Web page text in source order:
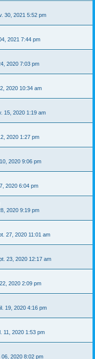
30, 2021 5:52 pm
2021 7:44 pm
2020 7:03 pm
2020 10:34 am
15, 2020 1:19 am
2020 1:27 pm
2020 9:06 pm
2020 6:04 pm
2020 9:19 pm
27, 2020 11:01 am
23, 2020 12:17 am
2020 2:09 pm
19, 2020 4:16 pm
11, 2020 1:53 pm
06, 2020 8:02 pm